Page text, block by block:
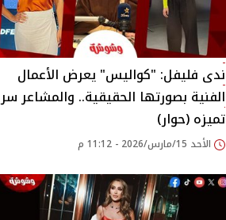
ندى فليفل: "كواليس" يعرض الأعمال
الفنية بصورتها الحقيقية.. والمشاعر سر
تميزه (حوار)
الأحد 15/مارس/2026 - 11:12 م